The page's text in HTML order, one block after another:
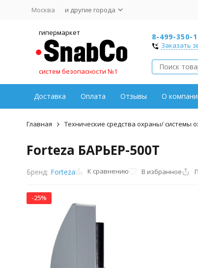
Москва и другие города
гипермаркет
систем безопасности №1
8-499-350-
Заказать
Доставка Оплата Отзывы О
Главная Технические средства охраны/ системы
Forteza БАРЬЕР-500Т
Бренд: Forteza К сравнению В избранное
-25%